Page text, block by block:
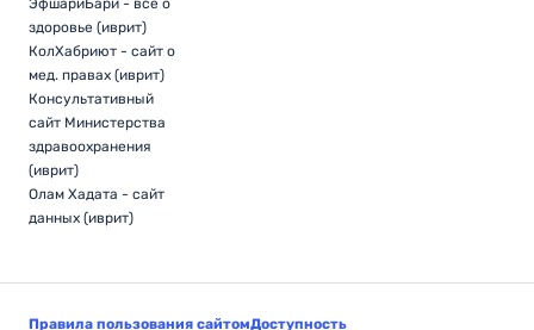
ЭфшариБари - все о
здоровье (иврит)
КолХабриют - сайт о
мед. правах (иврит)
Консультативный
сайт Министерства
здравоохранения
(иврит)
Олам Хадата - сайт
данных (иврит)
Правила пользования сайтомДоступность